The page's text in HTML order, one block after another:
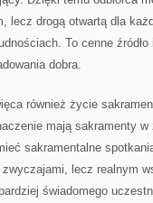
lecz drogą otwartą dla
To cenne
dobra.
również życie
mają sakramenty
sakramentalne
lecz realnym
świadomego